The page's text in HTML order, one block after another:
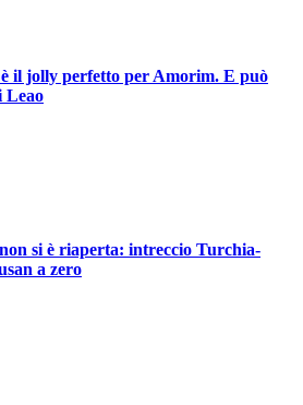
il jolly perfetto per Amorim. E può
Leao
si è riaperta: intreccio Turchia-
a zero